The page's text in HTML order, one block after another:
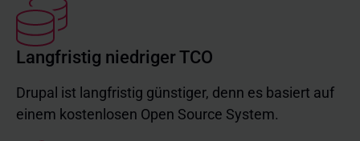
Langfristig niedriger TCO
Drupal ist langfristig günstiger, denn es basiert auf
einem kostenlosen Open Source System.